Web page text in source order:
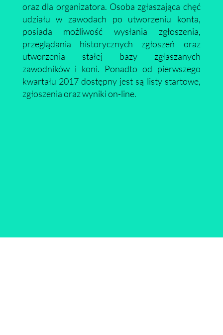
oraz dla organizatora. Osoba zgłaszająca chęć
udziału w zawodach po utworzeniu konta,
posiada możliwość wysłania zgłoszenia,
przeglądania historycznych zgłoszeń oraz
utworzenia stałej bazy zgłaszanych
zawodników i koni. Ponadto od pierwszego
kwartału 2017 dostępny jest są listy startowe,
zgłoszenia oraz wyniki on-line.